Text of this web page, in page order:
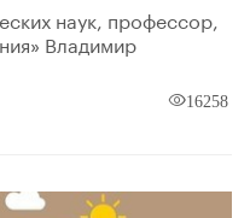
наук, профессор,
Владимир
16258